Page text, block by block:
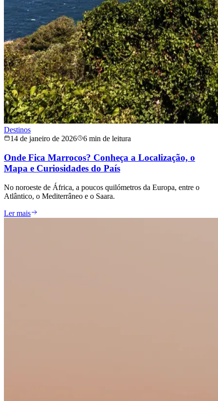
Destinos
14 de janeiro de 2026
6 min de leitura
Onde Fica Marrocos? Conheça a Localização, o
Mapa e Curiosidades do País
No noroeste de África, a poucos quilómetros da Europa, entre o
Atlântico, o Mediterrâneo e o Saara.
Ler mais